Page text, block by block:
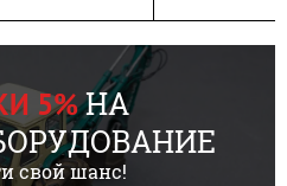
5%НА
свой шанс!